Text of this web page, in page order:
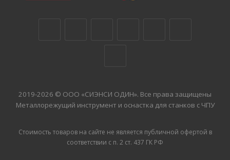
2019-2026 © ООО «СИЭНСИ ОДИН». Все права защищены
Металлорежущий инструмент и оснастка для станков с ЧПУ
Стоимость товаров на сайте не является публичной офертой в
соответствии с п. 2 ст. 437 ГК РФ